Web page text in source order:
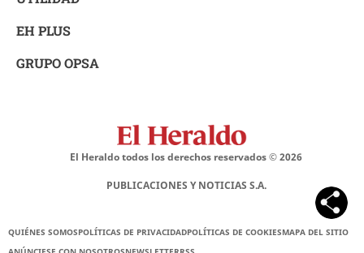
EH PLUS
GRUPO OPSA
El Heraldo todos los derechos reservados ©2026
PUBLICACIONES Y NOTICIAS S.A.
QUIÉNES SOMOSPOLÍTICAS DE PRIVACIDADPOLÍTICAS DE COOKIESMAPA DEL SITIO